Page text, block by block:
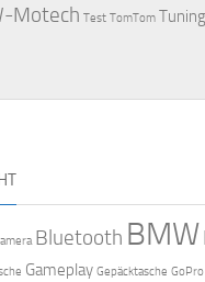
Motech Test TomTom Tuning
Bluetooth BMW
Gameplay Gepäcktasche GoPro